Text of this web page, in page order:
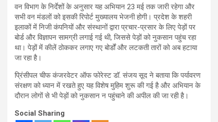
वन विभाग के निर्देशों के अनुसार यह अभियान 23 मई तक जारी रहेगा और
सभी वन मंडलों को इसकी रिपोर्ट मुख्यालय भेजनी होगी। प्रदेश के शहरी
इलाकों में निजी कंपनियों और संस्थानों द्वारा प्रचार-प्रसार के लिए पेड़ों पर
बोर्ड और विज्ञापन सामग्री लगाई गई थी, जिससे पेड़ों को नुकसान पहुंच रहा
था। पेड़ों में कीलें ठोककर लगाए गए बोर्डों और लटकती तारों को अब हटाया
जा रहा है।
प्रिंसीपल चीफ कंजरवेटर ऑफ फोरेस्ट डॉ. संजय सूद ने बताया कि पर्यावरण
संरक्षण को ध्यान में रखते हुए यह विशेष मुहिम शुरू की गई है और अभियान के
दौरान लोगों से भी पेड़ों को नुकसान न पहुंचाने की अपील की जा रही है।
Social Sharing